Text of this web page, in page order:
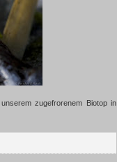
zugefrorenem Biotop in